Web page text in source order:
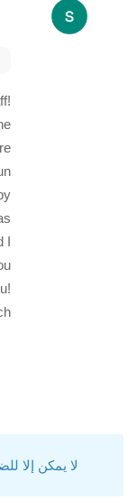
I
❤️
لا يمكن إلا